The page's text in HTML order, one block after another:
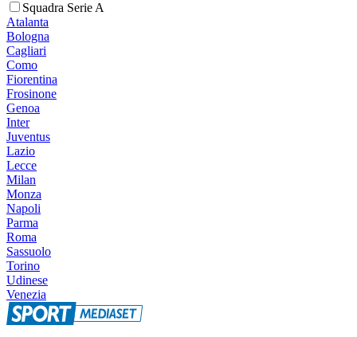
Squadra Serie A
Atalanta
Bologna
Cagliari
Como
Fiorentina
Frosinone
Genoa
Inter
Juventus
Lazio
Lecce
Milan
Monza
Napoli
Parma
Roma
Sassuolo
Torino
Udinese
Venezia